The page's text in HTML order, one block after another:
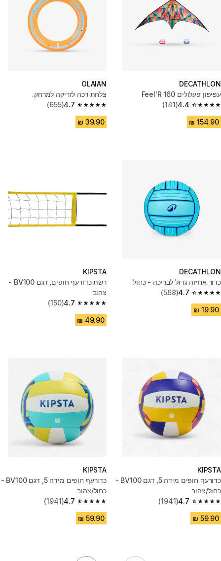
DECATHLON
עפיפון פעלולים Feel'R 160
4.4
4.4 out of 5 stars from 141 reviews
(141)
OLAIAN
צלחת רכה לזריקה למרחק.
4.7
4.7 out of 5 stars from 655 reviews
(655)
DECATHLON
כדור אחיזה גדול לבריכה - כחול
4.7
4.7 out of 5 stars from 568 reviews
(568)
KIPSTA
רשת כדורעף חופים, דגם BV100 -
צהוב
4.7
4.7 out of 5 stars from 150 reviews
(150)
KIPSTA
כדורעף חופים מידה 5, דגם BV100 -
כחול/צהוב
4.7
4.7 out of 5 stars from 1941 reviews
(1941)
KIPSTA
כדורעף חופים מידה 5, דגם BV100 -
כחול/צהוב
4.7
4.7 out of 5 stars from 1941 reviews
(1941)